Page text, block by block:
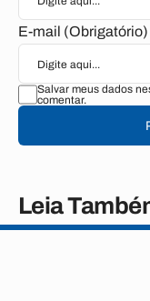
E-mail (Obrigatório)
Salvar meus dados
comentar.
Leia